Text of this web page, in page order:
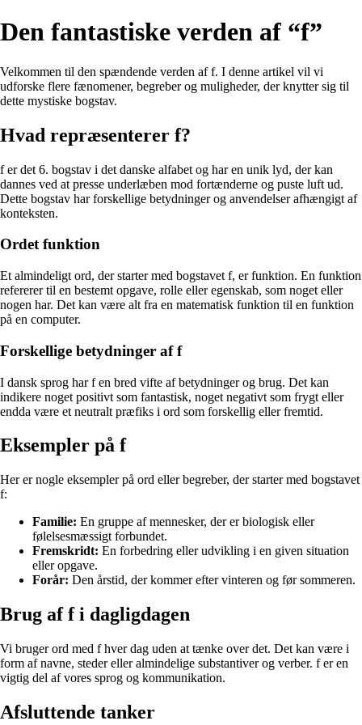
Den fantastiske verden af “f”
Velkommen til den spændende verden af f. I denne artikel vil vi
udforske flere fænomener, begreber og muligheder, der knytter sig til
dette mystiske bogstav.
Hvad repræsenterer f?
f er det 6. bogstav i det danske alfabet og har en unik lyd, der kan
dannes ved at presse underlæben mod fortænderne og puste luft ud.
Dette bogstav har forskellige betydninger og anvendelser afhængigt af
konteksten.
Ordet funktion
Et almindeligt ord, der starter med bogstavet f, er funktion. En funktion
refererer til en bestemt opgave, rolle eller egenskab, som noget eller
nogen har. Det kan være alt fra en matematisk funktion til en funktion
på en computer.
Forskellige betydninger af f
I dansk sprog har f en bred vifte af betydninger og brug. Det kan
indikere noget positivt som fantastisk, noget negativt som frygt eller
endda være et neutralt præfiks i ord som forskellig eller fremtid.
Eksempler på f
Her er nogle eksempler på ord eller begreber, der starter med bogstavet
f:
Familie: En gruppe af mennesker, der er biologisk eller
følelsesmæssigt forbundet.
Fremskridt: En forbedring eller udvikling i en given situation
eller opgave.
Forår: Den årstid, der kommer efter vinteren og før sommeren.
Brug af f i dagligdagen
Vi bruger ord med f hver dag uden at tænke over det. Det kan være i
form af navne, steder eller almindelige substantiver og verber. f er en
vigtig del af vores sprog og kommunikation.
Afsluttende tanker